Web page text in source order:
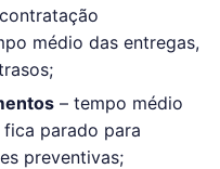
médio das entregas,
– tempo médio
parado para
preventivas;